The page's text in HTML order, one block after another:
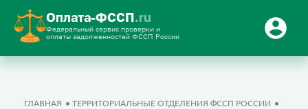
Оплата-ФССП.ru
Федеральный сервис проверки и
оплаты задолженностей ФССП России
ГЛАВНАЯ
ТЕРРИТОРИАЛЬНЫЕ ОТДЕЛЕНИЯ ФССП РОССИИ